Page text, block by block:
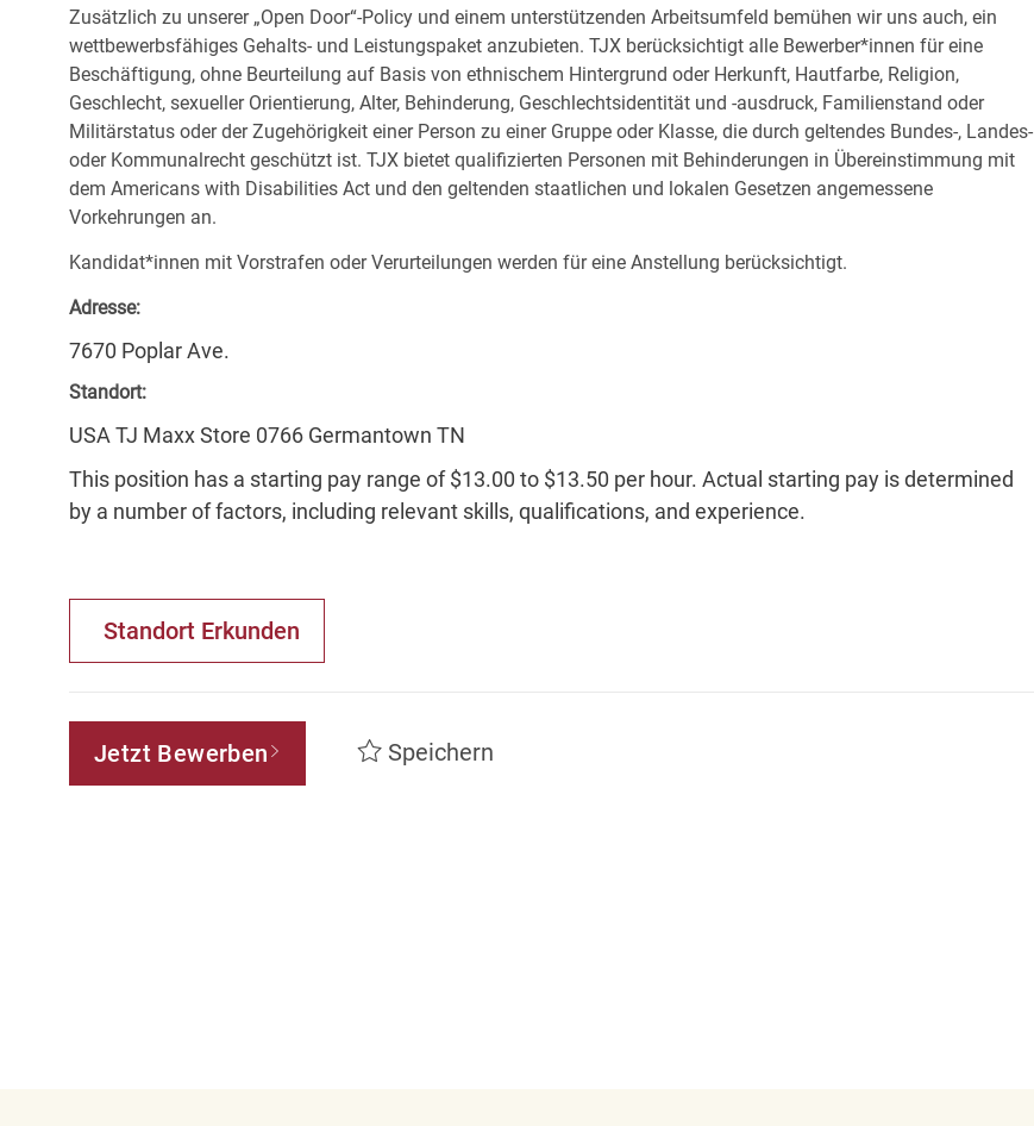
Zusätzlich zu unserer „Open Door“-Policy und einem unterstützenden Arbeitsumfeld bemühen wir uns auch, ein
wettbewerbsfähiges Gehalts- und Leistungspaket anzubieten. TJX berücksichtigt alle Bewerber*innen für eine
Beschäftigung, ohne Beurteilung auf Basis von ethnischem Hintergrund oder Herkunft, Hautfarbe, Religion,
Geschlecht, sexueller Orientierung, Alter, Behinderung, Geschlechtsidentität und -ausdruck, Familienstand oder
Militärstatus oder der Zugehörigkeit einer Person zu einer Gruppe oder Klasse, die durch geltendes Bundes-, Landes-
oder Kommunalrecht geschützt ist. TJX bietet qualifizierten Personen mit Behinderungen in Übereinstimmung mit
dem Americans with Disabilities Act und den geltenden staatlichen und lokalen Gesetzen angemessene
Vorkehrungen an.
Kandidat*innen mit Vorstrafen oder Verurteilungen werden für eine Anstellung berücksichtigt.
Adresse:
7670 Poplar Ave.
Standort:
USA TJ Maxx Store 0766 Germantown TN
This position has a starting pay range of $13.00 to $13.50 per hour. Actual starting pay is determined
by a number of factors, including relevant skills, qualifications, and experience.
Standort Erkunden
Jetzt Bewerben Speichern